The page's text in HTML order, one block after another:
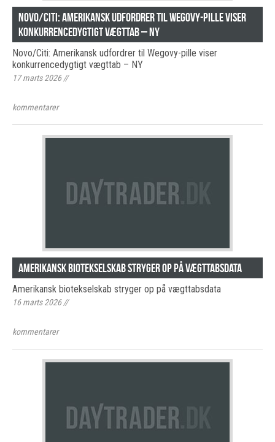
Novo/Citi: Amerikansk udfordrer til Wegovy-pille viser
konkurrencedygtigt vægttab – NY
Novo/Citi: Amerikansk udfordrer til Wegovy-pille viser
konkurrencedygtigt vægttab – NY
17 marts 2026//
kommentarer
Amerikansk biotekselskab stryger op på vægttabsdata
Amerikansk biotekselskab stryger op på vægttabsdata
16 marts 2026//
kommentarer